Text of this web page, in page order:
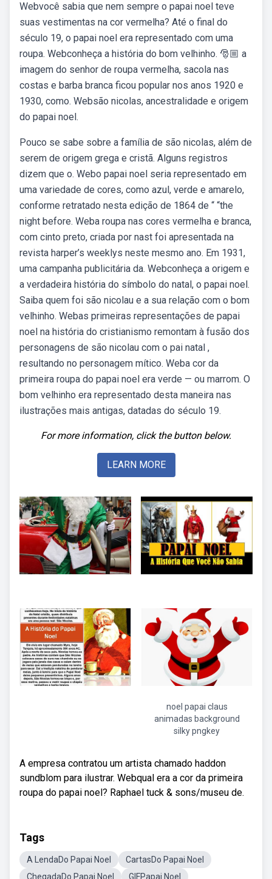
Webvocê sabia que nem sempre o papai noel teve
suas vestimentas na cor vermelha? Até o final do
século 19, o papai noel era representado com uma
roupa. Webconheça a história do bom velhinho. 🎅🏼 a
imagem do senhor de roupa vermelha, sacola nas
costas e barba branca ficou popular nos anos 1920 e
1930, como. Websão nicolas, ancestralidade e origem
do papai noel.
Pouco se sabe sobre a família de são nicolas, além de
serem de origem grega e cristã. Alguns registros
dizem que o. Webo papai noel seria representado em
uma variedade de cores, como azul, verde e amarelo,
conforme retratado nesta edição de 1864 de “ “the
night before. Weba roupa nas cores vermelha e branca,
com cinto preto, criada por nast foi apresentada na
revista harper’s weeklys neste mesmo ano. Em 1931,
uma campanha publicitária da. Webconheça a origem e
a verdadeira história do símbolo do natal, o papai noel.
Saiba quem foi são nicolau e a sua relação com o bom
velhinho. Webas primeiras representações de papai
noel na história do cristianismo remontam à fusão dos
personagens de são nicolau com o pai natal ,
resultando no personagem mítico. Weba cor da
primeira roupa do papai noel era verde — ou marrom. O
bom velhinho era representado desta maneira nas
ilustrações mais antigas, datadas do século 19.
For more information, click the button below.
LEARN MORE
noel papai claus
animadas background
silky pngkey
A empresa contratou um artista chamado haddon
sundblom para ilustrar. Webqual era a cor da primeira
roupa do papai noel? Raphael tuck & sons/museu de.
Tags
A LendaDo Papai Noel
CartasDo Papai Noel
ChegadaDo Papai Noel
GIFPapai Noel